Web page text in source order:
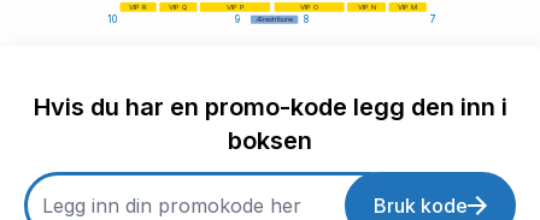
VIP R VIP Q VIP P VIP O VIP N VIP M
Ærestribune
10 9 8 7
Hvis du har en promo-kode legg den inn i
boksen
Bruk kode